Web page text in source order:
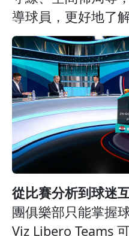
導球員，更好地了
從比賽分析到球迷
團俱樂部只能掌握
Viz Libero Teams